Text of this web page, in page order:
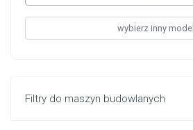
wybierz inny model
Filtry do maszyn budowlanych